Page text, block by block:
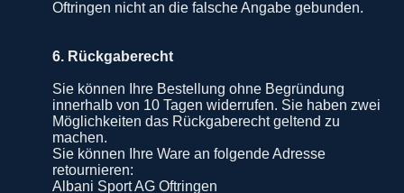
Oftringen nicht an die falsche Angabe gebunden.
6. Rückgaberecht
Sie können Ihre Bestellung ohne Begründung
innerhalb von 10 Tagen widerrufen. Sie haben zwei
Möglichkeiten das Rückgaberecht geltend zu
machen.
Sie können Ihre Ware an folgende Adresse
retournieren:
Albani Sport AG Oftringen